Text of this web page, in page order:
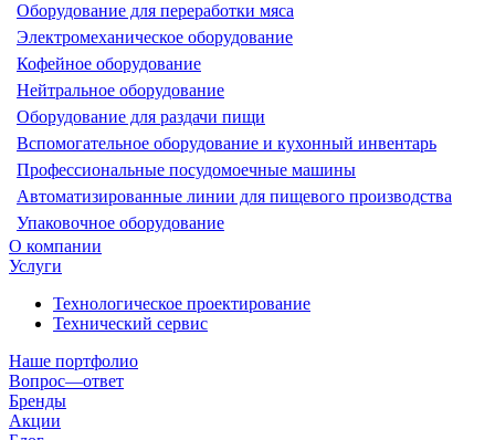
Оборудование для переработки мяса
Электромеханическое оборудование
Кофейное оборудование
Нейтральное оборудование
Оборудование для раздачи пищи
Вспомогательное оборудование и кухонный инвентарь
Профессиональные посудомоечные машины
Автоматизированные линии для пищевого производства
Упаковочное оборудование
О компании
Услуги
Технологическое проектирование
Технический сервис
Наше портфолио
Вопрос—ответ
Бренды
Акции